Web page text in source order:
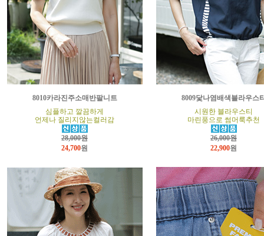
8010카라진주소매반팔니트
심플하고 깔끔하게
언제나 질리지않는컬러감
28,000원
24,700원
8009닻나염배색블라우스
시원한 블라우스티
마린풍으로 썸머룩추천
26,000원
22,900원